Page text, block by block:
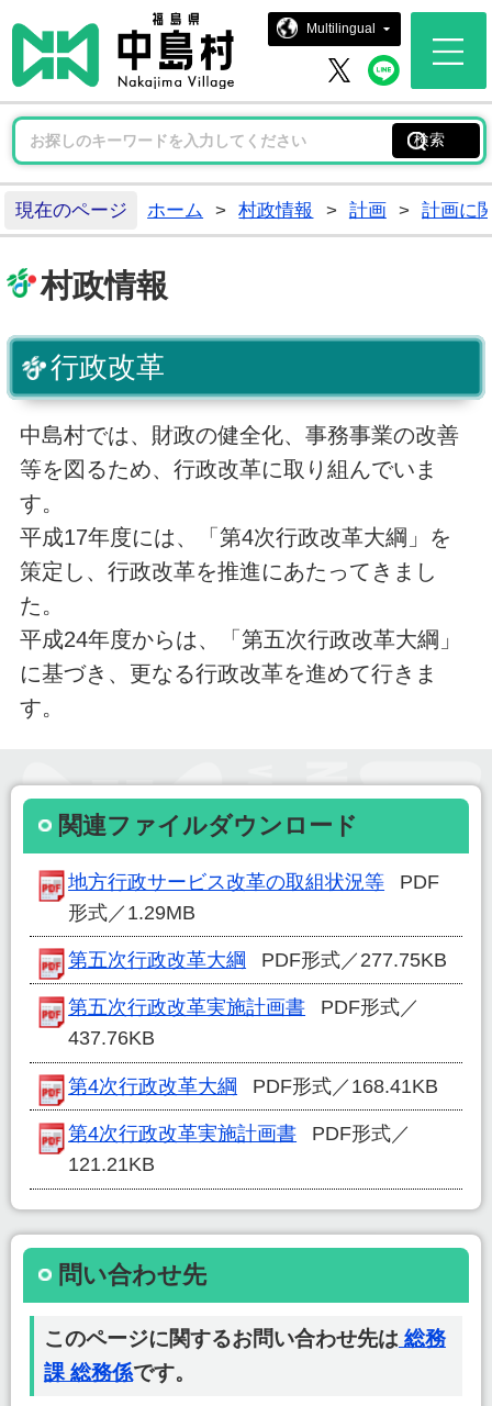
中島村ホ
Multilingual
中島村 X中島
現在のページ ホーム > 村政情報 > 計画 > 計画に
村政情報
行政改革
中島村では、財政の健全化、事務事業の改善
等を図るため、行政改革に取り組んでいま
す。
平成17年度には、「第4次行政改革大綱」を
策定し、行政改革を推進にあたってきまし
た。
平成24年度からは、「第五次行政改革大綱」
に基づき、更なる行政改革を進めて行きま
す。
関連ファイルダウンロード
地方行政サービス改革の取組状況等
PDF
形式／1.29MB
第五次行政改革大綱 PDF形式／277.75KB
第五次行政改革実施計画書
PDF形式／
437.76KB
第4次行政改革大綱 PDF形式／168.41KB
第4次行政改革実施計画書
PDF形式／
121.21KB
問い合わせ先
このページに関するお問い合わせ先は 総務
課 総務係です。